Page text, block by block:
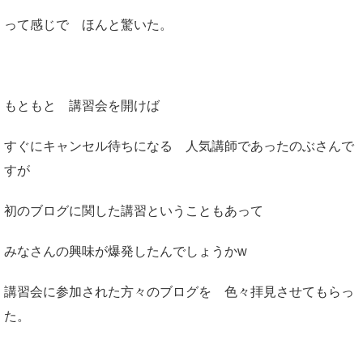
って感じで ほんと驚いた。
もともと 講習会を開けば
すぐにキャンセル待ちになる 人気講師であったのぶさんで
すが
初のブログに関した講習ということもあって
みなさんの興味が爆発したんでしょうかw
講習会に参加された方々のブログを 色々拝見させてもらっ
た。